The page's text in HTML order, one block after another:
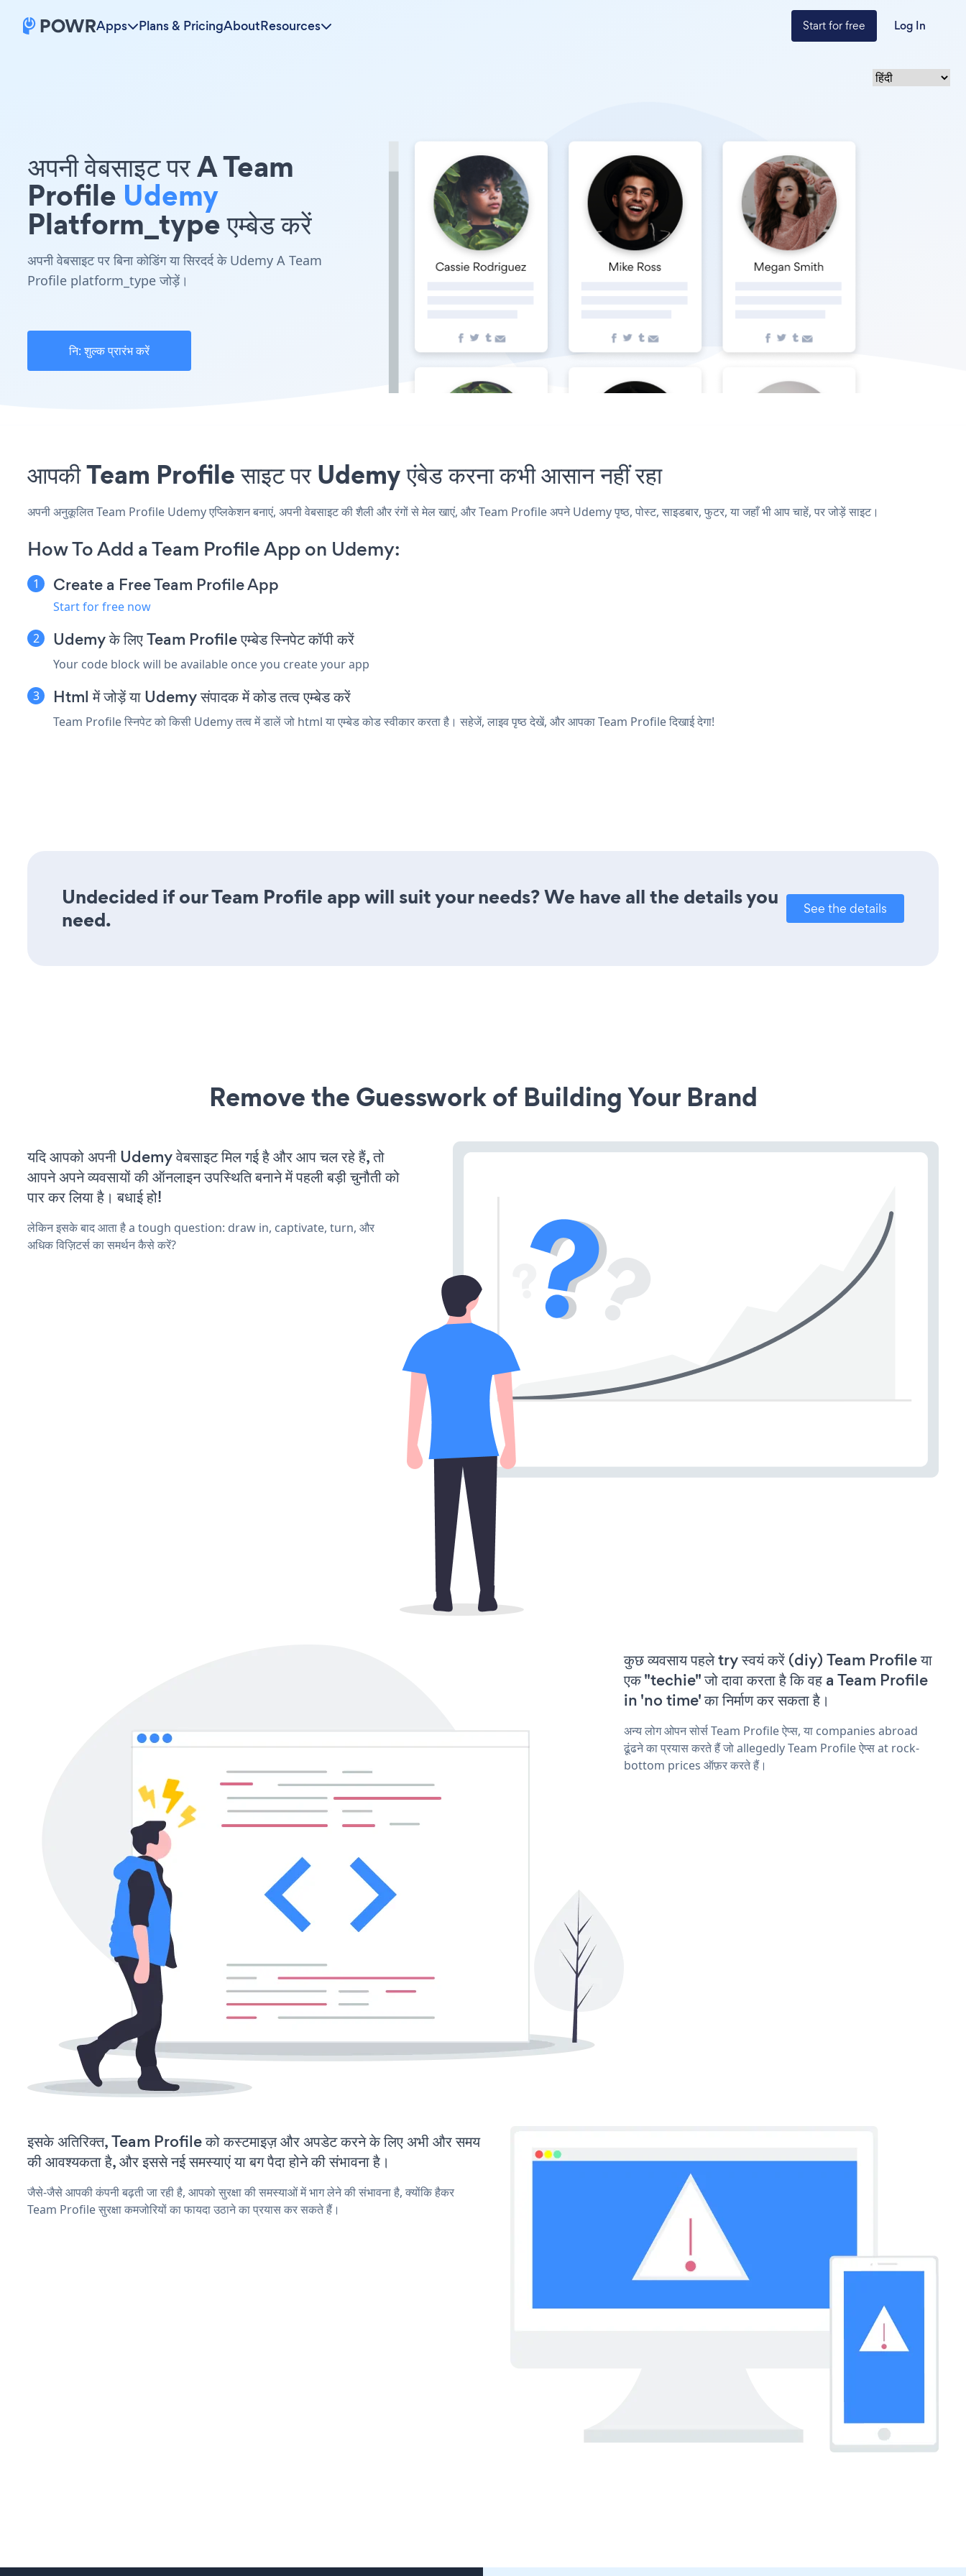
Apps Plans & PricingAboutResources Start for free Log In
अपनी वेबसाइट पर A Team
Profile Udemy
Platform_type एम्बेड करें
अपनी वेबसाइट पर बिना कोडिंग या सिरदर्द के Udemy A Team
Profile platform_type जोड़ें।
नि: शुल्क प्रारंभ करें
आपकी Team Profile साइट पर Udemy एंबेड करना कभी आसान नहीं रहा
अपनी अनुकूलित Team Profile Udemy एप्लिकेशन बनाएं, अपनी वेबसाइट की शैली और रंगों से मेल खाएं, और Team Profile अपने Udemy पृष्ठ, पोस्ट, साइडबार, फुटर, या जहाँ भी आप चाहें, पर जोड़ें साइट।
How To Add a Team Profile App on Udemy:
Create a Free Team Profile App
Start for free now
Udemy के लिए Team Profile एम्बेड स्निपेट कॉपी करें
Your code block will be available once you create your app
Html में जोड़ें या Udemy संपादक में कोड तत्व एम्बेड करें
Team Profile स्निपेट को किसी Udemy तत्व में डालें जो html या एम्बेड कोड स्वीकार करता है। सहेजें, लाइव पृष्ठ देखें, और आपका Team Profile दिखाई देगा!
Undecided if our Team Profile app will suit your needs? We have all the details you
need.
See the details
Remove the Guesswork of Building Your Brand
यदि आपको अपनी Udemy वेबसाइट मिल गई है और आप चल रहे हैं, तो
आपने अपने व्यवसायों की ऑनलाइन उपस्थिति बनाने में पहली बड़ी चुनौती को
पार कर लिया है। बधाई हो!
लेकिन इसके बाद आता है a tough question: draw in, captivate, turn, और
अधिक विज़िटर्स का समर्थन कैसे करें?
कुछ व्यवसाय पहले try स्वयं करें (diy) Team Profile या
एक "techie" जो दावा करता है कि वह a Team Profile
in 'no time' का निर्माण कर सकता है।
अन्य लोग ओपन सोर्स Team Profile ऐप्स, या companies abroad
ढूंढने का प्रयास करते हैं जो allegedly Team Profile ऐप्स at rock-
bottom prices ऑफ़र करते हैं।
इसके अतिरिक्त, Team Profile को कस्टमाइज़ और अपडेट करने के लिए अभी और समय
की आवश्यकता है, और इससे नई समस्याएं या बग पैदा होने की संभावना है।
जैसे-जैसे आपकी कंपनी बढ़ती जा रही है, आपको सुरक्षा की समस्याओं में भाग लेने की संभावना है, क्योंकि हैकर
Team Profile सुरक्षा कमजोरियों का फायदा उठाने का प्रयास कर सकते हैं।